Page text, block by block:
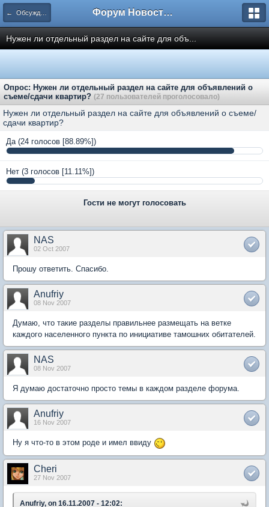
← Обсуждение сайта и форума Форум Новостройки
Нужен ли отдельный раздел на сайте для объ...
Опрос: Нужен ли отдельный раздел на сайте для объявлений о
съеме/сдачи квартир? (27 пользователей проголосовало)
Нужен ли отдельный раздел на сайте для объявлений о съеме/
сдачи квартир?
Да (24 голосов [88.89%])
Нет (3 голосов [11.11%])
Гости не могут голосовать
NAS
02 Oct 2007
Прошу ответить. Спасибо.
Anufriy
08 Nov 2007
Думаю, что такие разделы правильнее размещать на ветке
каждого населенного пункта по инициативе тамошних обитателей.
NAS
08 Nov 2007
Я думаю достаточно просто темы в каждом разделе форума.
Anufriy
16 Nov 2007
Ну я что-то в этом роде и имел ввиду
Cheri
27 Nov 2007
Anufriy, on 16.11.2007 - 12:02: